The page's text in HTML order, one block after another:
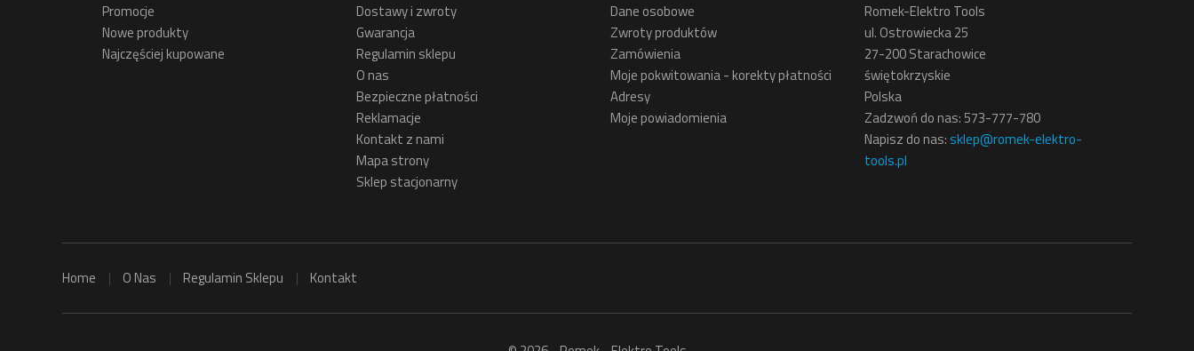
Promocje
Nowe produkty
Najczęściej kupowane
Dostawy i zwroty
Gwarancja
Regulamin sklepu
O nas
Bezpieczne płatności
Reklamacje
Kontakt z nami
Mapa strony
Sklep stacjonarny
Dane osobowe
Zwroty produktów
Zamówienia
Moje pokwitowania - korekty płatności
Adresy
Moje powiadomienia
Romek-Elektro Tools
ul. Ostrowiecka 25
27-200 Starachowice
świętokrzyskie
Polska
Zadzwoń do nas: 573-777-780
Napisz do nas: sklep@romek-elektro-
tools.pl
Home O Nas Regulamin Sklepu Kontakt